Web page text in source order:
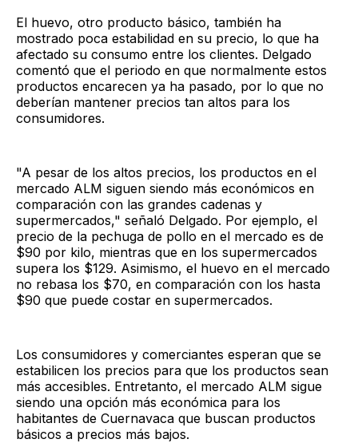
El huevo, otro producto básico, también ha
mostrado poca estabilidad en su precio, lo que ha
afectado su consumo entre los clientes. Delgado
comentó que el periodo en que normalmente estos
productos encarecen ya ha pasado, por lo que no
deberían mantener precios tan altos para los
consumidores.
"A pesar de los altos precios, los productos en el
mercado ALM siguen siendo más económicos en
comparación con las grandes cadenas y
supermercados," señaló Delgado. Por ejemplo, el
precio de la pechuga de pollo en el mercado es de
$90 por kilo, mientras que en los supermercados
supera los $129. Asimismo, el huevo en el mercado
no rebasa los $70, en comparación con los hasta
$90 que puede costar en supermercados.
Los consumidores y comerciantes esperan que se
estabilicen los precios para que los productos sean
más accesibles. Entretanto, el mercado ALM sigue
siendo una opción más económica para los
habitantes de Cuernavaca que buscan productos
básicos a precios más bajos.